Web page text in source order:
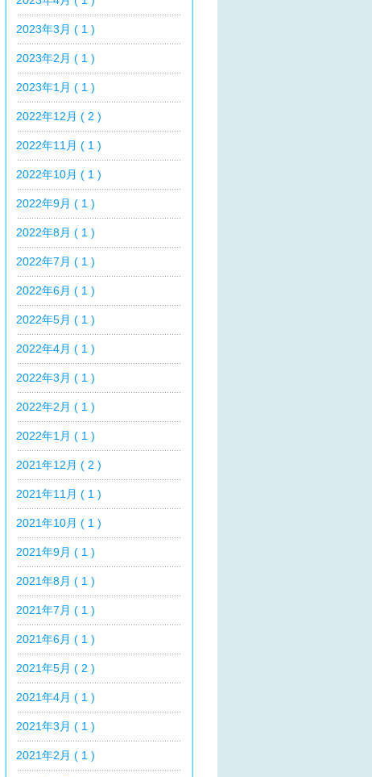
2023年3月 ( 1 )
2023年2月 ( 1 )
2023年1月 ( 1 )
2022年12月 ( 2 )
2022年11月 ( 1 )
2022年10月 ( 1 )
2022年9月 ( 1 )
2022年8月 ( 1 )
2022年7月 ( 1 )
2022年6月 ( 1 )
2022年5月 ( 1 )
2022年4月 ( 1 )
2022年3月 ( 1 )
2022年2月 ( 1 )
2022年1月 ( 1 )
2021年12月 ( 2 )
2021年11月 ( 1 )
2021年10月 ( 1 )
2021年9月 ( 1 )
2021年8月 ( 1 )
2021年7月 ( 1 )
2021年6月 ( 1 )
2021年5月 ( 2 )
2021年4月 ( 1 )
2021年3月 ( 1 )
2021年2月 ( 1 )